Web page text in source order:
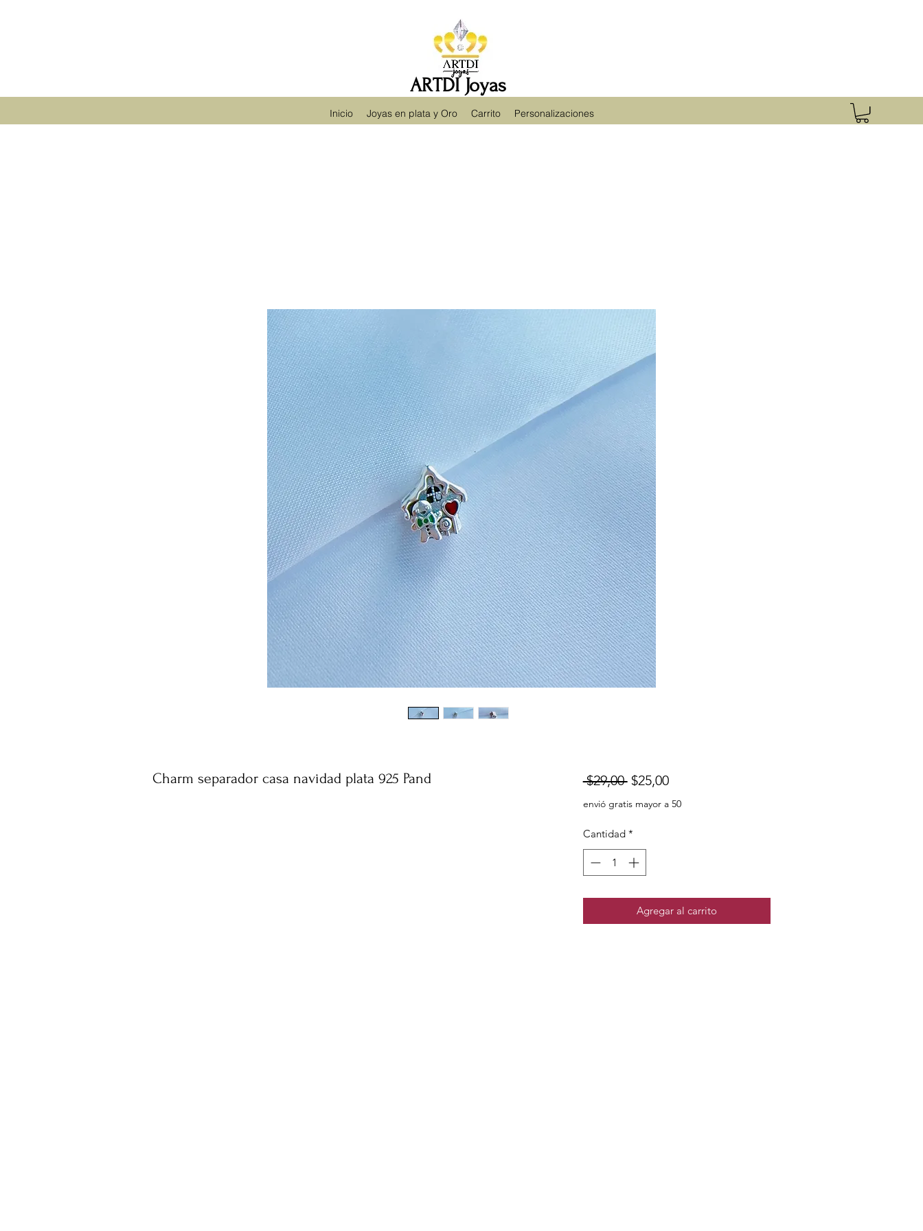
ARTDI Joyas
Inicio Joyas en plata y Oro Carrito Personalizaciones
Charm separador casa navidad plata 925 Pand $29,00 Precio
$25,00Precio
de
envió gratis mayor a 50
Cantidad *
Agregar al carrito